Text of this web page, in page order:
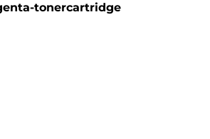
tonercartridge